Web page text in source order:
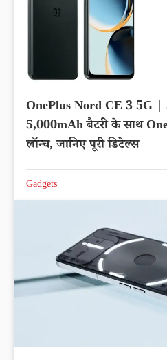
OnePlus Nord CE 3 5G
5,000mAh बैटरी के साथ OnePlus Nord CE 3 5G
लॉन्च, जानिए पूरी डिटेल्स
Gadgets